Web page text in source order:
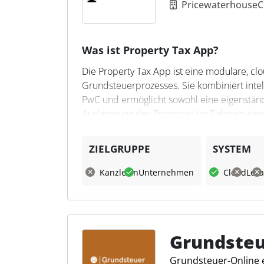
Was ist Property Tax App?
Die Property Tax App ist eine modulare,
Grundsteuerprozesses. Sie kombiniert
PwC und ermöglicht sowohl eine
Auslagerung des Prozesses im Rahmen
wesentlichen Schritte von der
reduzieren. Dabei kann die Lösung
genutzt werden und kombiniert
ZIELGRUPPE
KanzleienUnternehmen
SYSTEM
Cloud
Grundsteuer-